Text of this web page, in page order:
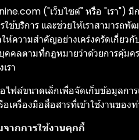
("เว็บไซต์" หรือ "เรา")
ช้บริการ และช่วยให้เราสามารถ
าให้ความสำคัญอย่างเคร่งครัดเกี่
คลตามที่กฎหมายว่าด้วยการคุ้มค
รา
ไฟล์ขนาดเล็กเพื่อจัดเก็บข้อมูลกา
เครื่องมือสื่อสารที่เข้าใช้งานของ
จากการใช้งานคุกกี้